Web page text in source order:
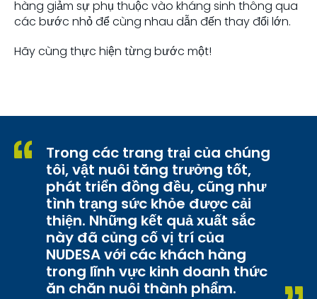
hàng giảm sự phụ thuộc vào kháng sinh thông qua
các bước nhỏ để cùng nhau dẫn đến thay đổi lớn.
Hãy cùng thực hiện từng bước một!
Trong các trang trại của chúng
tôi, vật nuôi tăng trưởng tốt,
phát triển đồng đều, cũng như
tình trạng sức khỏe được cải
thiện. Những kết quả xuất sắc
này đã củng cố vị trí của
NUDESA với các khách hàng
trong lĩnh vực kinh doanh thức
ăn chăn nuôi thành phẩm.